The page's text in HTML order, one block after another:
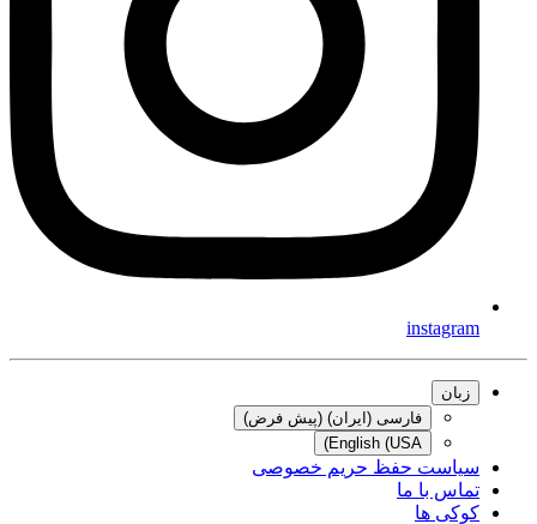
instagram
زبان
فارسی (ایران) (پیش فرض)
English (USA)
سیاست حفظ حریم خصوصی
تماس با ما
کوکی ها